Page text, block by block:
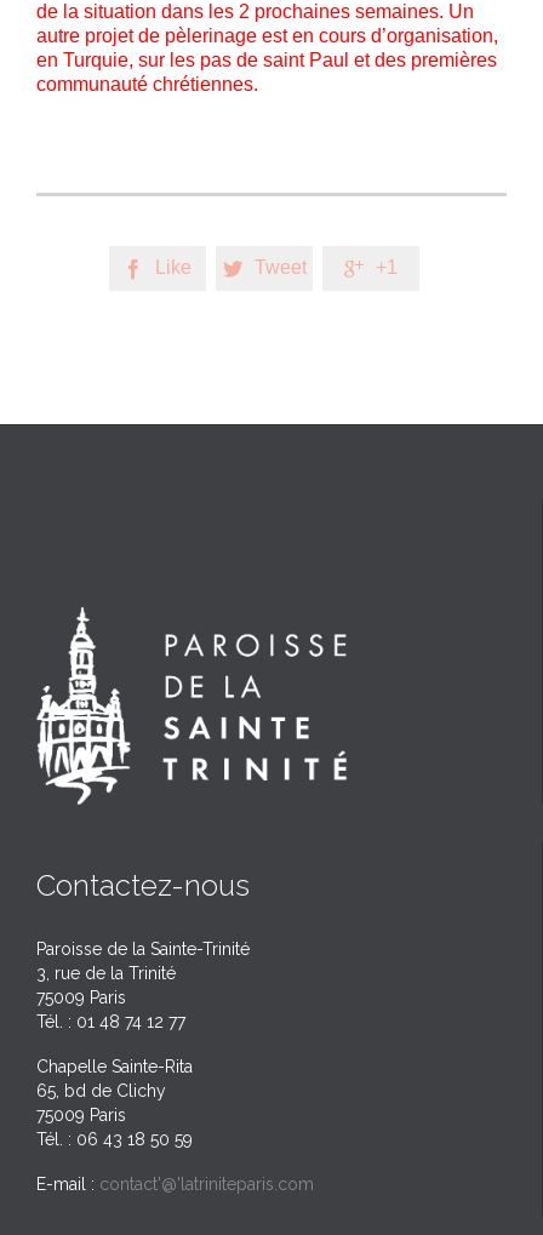
de la situation dans les 2 prochaines semaines. Un
autre projet de pèlerinage est en cours d’organisation,
en Turquie, sur les pas de saint Paul et des premières
communauté chrétiennes.
 Like  Tweet  +1
Contactez-nous
Paroisse de la Sainte-Trinité
3, rue de la Trinité
75009 Paris
Tél. : 01 48 74 12 77
Chapelle Sainte-Rita
65, bd de Clichy
75009 Paris
Tél. : 06 43 18 50 59
E-mail : contact'@'latriniteparis.com